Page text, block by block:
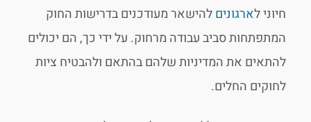
חיוני לארגוניםלהישאר מעודכנים בדרישות החוק
המתפתחות סביב עבודה מרחוק. על ידי כך, הם יכולים
להתאים את המדיניות שלהם בהתאם ולהבטיח ציות
לחוקים החלים.